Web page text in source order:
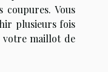
Vous
plusieurs fois
maillot de